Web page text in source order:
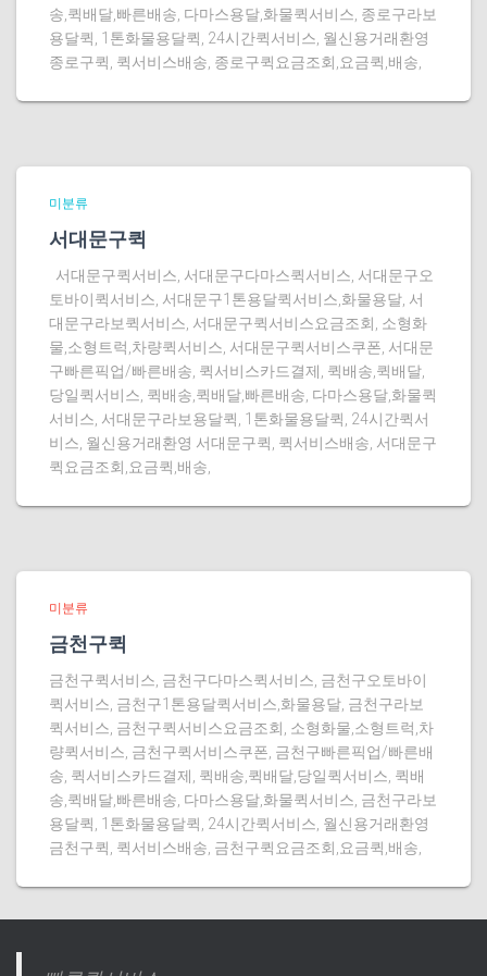
송,퀵배달,빠른배송, 다마스용달,화물퀵서비스, 종로구라보
용달퀵, 1톤화물용달퀵, 24시간퀵서비스, 월신용거래환영
종로구퀵, 퀵서비스배송, 종로구퀵요금조회,요금퀵,배송,
미분류
서대문구퀵
서대문구퀵서비스, 서대문구다마스퀵서비스, 서대문구오
토바이퀵서비스, 서대문구1톤용달퀵서비스,화물용달, 서
대문구라보퀵서비스, 서대문구퀵서비스요금조회, 소형화
물,소형트럭,차량퀵서비스, 서대문구퀵서비스쿠폰, 서대문
구빠른픽업/빠른배송, 퀵서비스카드결제, 퀵배송,퀵배달,
당일퀵서비스, 퀵배송,퀵배달,빠른배송, 다마스용달,화물퀵
서비스, 서대문구라보용달퀵, 1톤화물용달퀵, 24시간퀵서
비스, 월신용거래환영 서대문구퀵, 퀵서비스배송, 서대문구
퀵요금조회,요금퀵,배송,
미분류
금천구퀵
금천구퀵서비스, 금천구다마스퀵서비스, 금천구오토바이
퀵서비스, 금천구1톤용달퀵서비스,화물용달, 금천구라보
퀵서비스, 금천구퀵서비스요금조회, 소형화물,소형트럭,차
량퀵서비스, 금천구퀵서비스쿠폰, 금천구빠른픽업/빠른배
송, 퀵서비스카드결제, 퀵배송,퀵배달,당일퀵서비스, 퀵배
송,퀵배달,빠른배송, 다마스용달,화물퀵서비스, 금천구라보
용달퀵, 1톤화물용달퀵, 24시간퀵서비스, 월신용거래환영
금천구퀵, 퀵서비스배송, 금천구퀵요금조회,요금퀵,배송,